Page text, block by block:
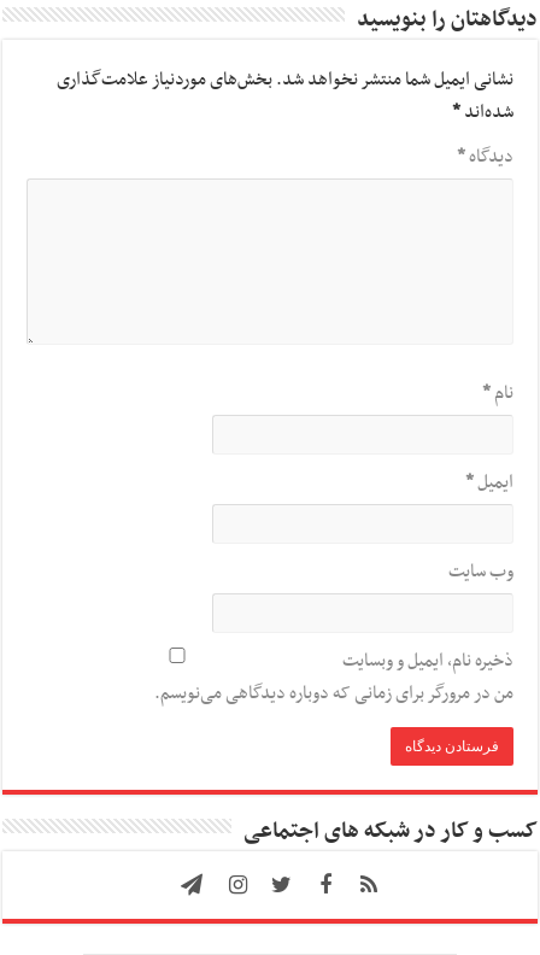
دیدگاهتان را بنویسید
نشانی ایمیل شما منتشر نخواهد شد.بخش‌های موردنیاز علامت‌گذاری
شده‌اند*
دیدگاه*
نام*
ایمیل*
وب‌ سایت
ذخیره نام، ایمیل و وبسایت
من در مرورگر برای زمانی که دوباره دیدگاهی می‌نویسم.
کسب و کار در شبکه های اجتماعی